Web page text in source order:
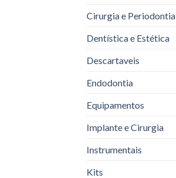
Cirurgia e Periodontia
Dentística e Estética
Descartaveis
Endodontia
Equipamentos
Implante e Cirurgia
Instrumentais
Kits